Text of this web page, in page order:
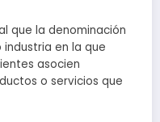
que la denominación
en la que
asocien
o servicios que